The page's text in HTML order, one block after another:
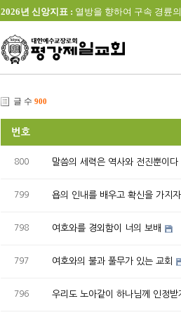
2026년 신앙지표 : 열방을 향하여 구속 경륜
글 수 900
번호
800 말씀의 세력은 역사와 전진뿐이다
799 욥의 인내를 배우고 확신을 가지자
798 여호와를 경외함이 너의 보배
797 여호와의 불과 풀무가 있는 교회
796 우리도 노아같이 하나님께 인정받